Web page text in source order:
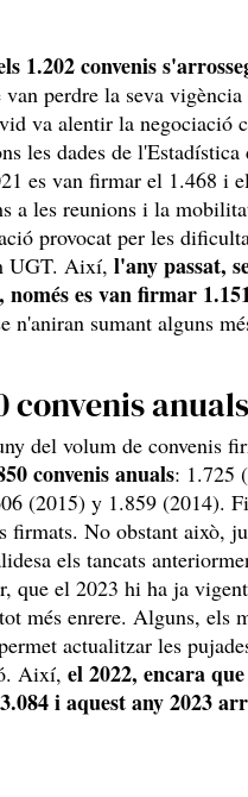
1.202 convenis
perdre la seva
va alentir la negociació
les dades de
es van firmar el 1.468 i
a les reunions i la
provocat per les
UGT. Així, l'any passat,
es van firmar
n'aniran sumant alguns
convenis anuals
del volum de convenis
convenis anuals: 1.725
(2015) y 1.859 (2014).
firmats. No obstant això,
els tancats
que el 2023 hi ha ja
més enrere. Alguns, els
actualitzar les
Així, el 2022, encara
i aquest any 2023